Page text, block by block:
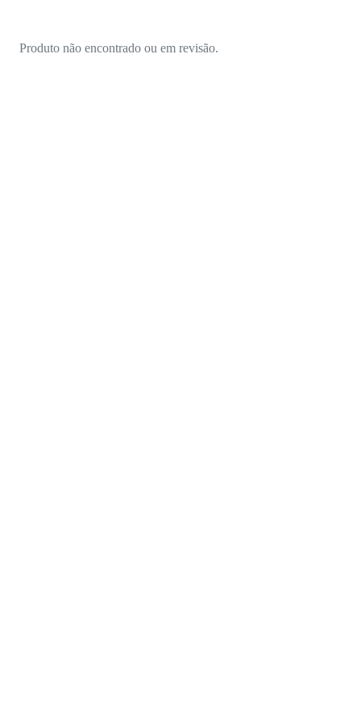
Produto não encontrado ou em revisão.